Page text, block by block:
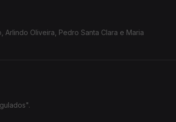
Oliveira, Pedro Santa Clara e Maria